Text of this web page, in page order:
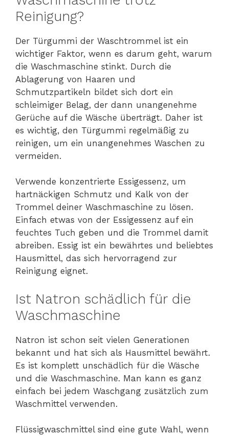
Reinigung?
Der Türgummi der Waschtrommel ist ein
wichtiger Faktor, wenn es darum geht, warum
die Waschmaschine stinkt. Durch die
Ablagerung von Haaren und
Schmutzpartikeln bildet sich dort ein
schleimiger Belag, der dann unangenehme
Gerüche auf die Wäsche überträgt. Daher ist
es wichtig, den Türgummi regelmäßig zu
reinigen, um ein unangenehmes Waschen zu
vermeiden.
Verwende konzentrierte Essigessenz, um
hartnäckigen Schmutz und Kalk von der
Trommel deiner Waschmaschine zu lösen.
Einfach etwas von der Essigessenz auf ein
feuchtes Tuch geben und die Trommel damit
abreiben. Essig ist ein bewährtes und beliebtes
Hausmittel, das sich hervorragend zur
Reinigung eignet.
Ist Natron schädlich für die
Waschmaschine
Natron ist schon seit vielen Generationen
bekannt und hat sich als Hausmittel bewährt.
Es ist komplett unschädlich für die Wäsche
und die Waschmaschine. Man kann es ganz
einfach bei jedem Waschgang zusätzlich zum
Waschmittel verwenden.
Flüssigwaschmittel sind eine gute Wahl, wenn